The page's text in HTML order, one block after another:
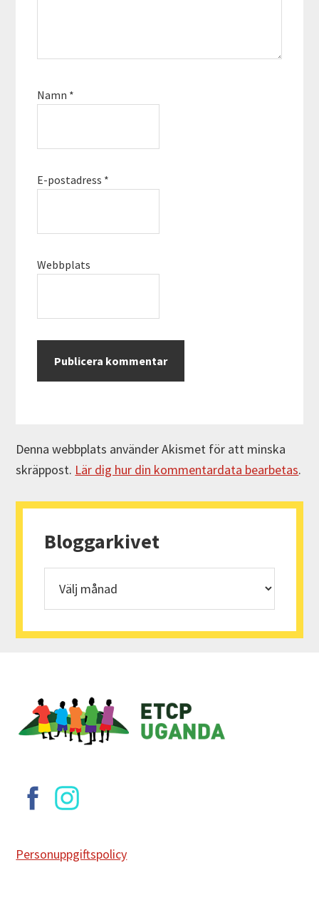
Namn *
E-postadress *
Webbplats
Denna webbplats använder Akismet för att minska
skräppost. Lär dig hur din kommentardata bearbetas.
Primärt
sidofält
Bloggarkivet
Footer
Personuppgiftspolicy